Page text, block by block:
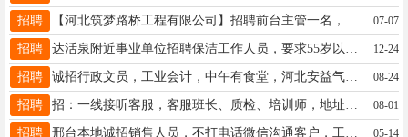
招聘 07-07
招聘 12-24
招聘 诚招行政文员，工业会计，中午有食堂，河北安益气体有限公司18632073076 08-24
招聘 08-01
招聘 05-14